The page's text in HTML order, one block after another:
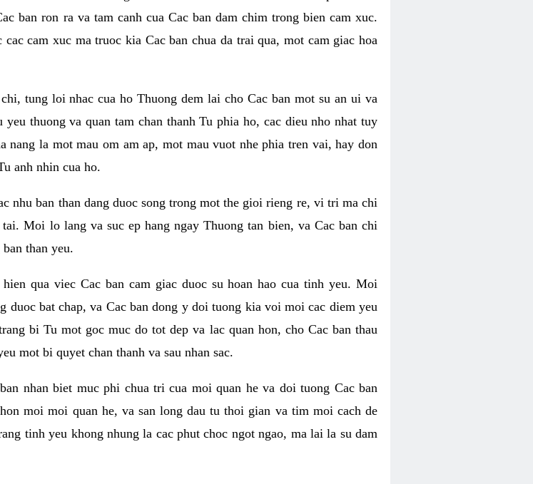
ban ron ra va tam canh cua Cac ban dam chim trong bien cam xuc.
cam xuc ma truoc kia Cac ban chua da trai qua, mot cam giac hoa
tung loi nhac cua ho Thuong dem lai cho Cac ban mot su an ui va
thuong va quan tam chan thanh Tu phia ho, cac dieu nho nhat tuy
nang la mot mau om am ap, mot mau vuot nhe phia tren vai, hay don
anh nhin cua ho.
nhu ban than dang duoc song trong mot the gioi rieng re, vi tri ma chi
Moi lo lang va suc ep hang ngay Thuong tan bien, va Cac ban chi
than yeu.
qua viec Cac ban cam giac duoc su hoan hao cua tinh yeu. Moi
duoc bat chap, va Cac ban dong y doi tuong kia voi moi cac diem yeu
bi Tu mot goc muc do tot dep va lac quan hon, cho Cac ban thau
mot bi quyet chan thanh va sau nhan sac.
nhan biet muc phi chua tri cua moi quan he va doi tuong Cac ban
moi moi quan he, va san long dau tu thoi gian va tim moi cach de
tinh yeu khong nhung la cac phut choc ngot ngao, ma lai la su dam